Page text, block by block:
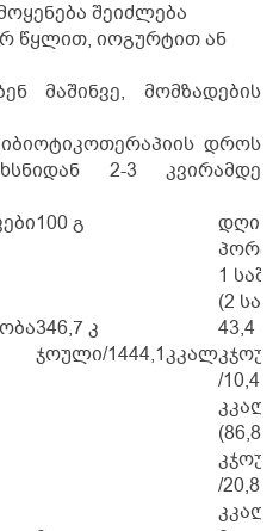
შეიძლება
წყლით, იოგურტით ან
მაშინვე, მომზადების
დროს
2-3 კვირამდე
100 გ
დღის
1
(2
346,7 კ
ჯოული/1444,1კკალ
43,4
/10,4
კკალ
(86,8
/20,8